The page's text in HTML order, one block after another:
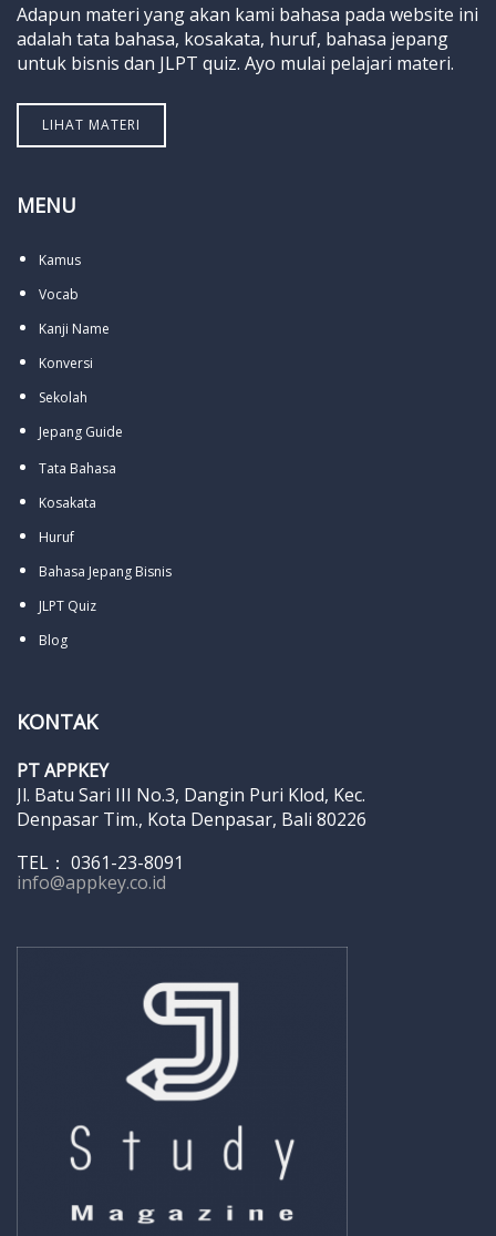
Adapun materi yang akan kami bahasa pada website ini
adalah tata bahasa, kosakata, huruf, bahasa jepang
untuk bisnis dan JLPT quiz. Ayo mulai pelajari materi.
LIHAT MATERI
MENU
Kamus
Vocab
Kanji Name
Konversi
Sekolah
Jepang Guide
Tata Bahasa
Kosakata
Huruf
Bahasa Jepang Bisnis
JLPT Quiz
Blog
KONTAK
PT APPKEY
Jl. Batu Sari III No.3, Dangin Puri Klod, Kec.
Denpasar Tim., Kota Denpasar, Bali 80226
TEL： 0361-23-8091
info@appkey.co.id